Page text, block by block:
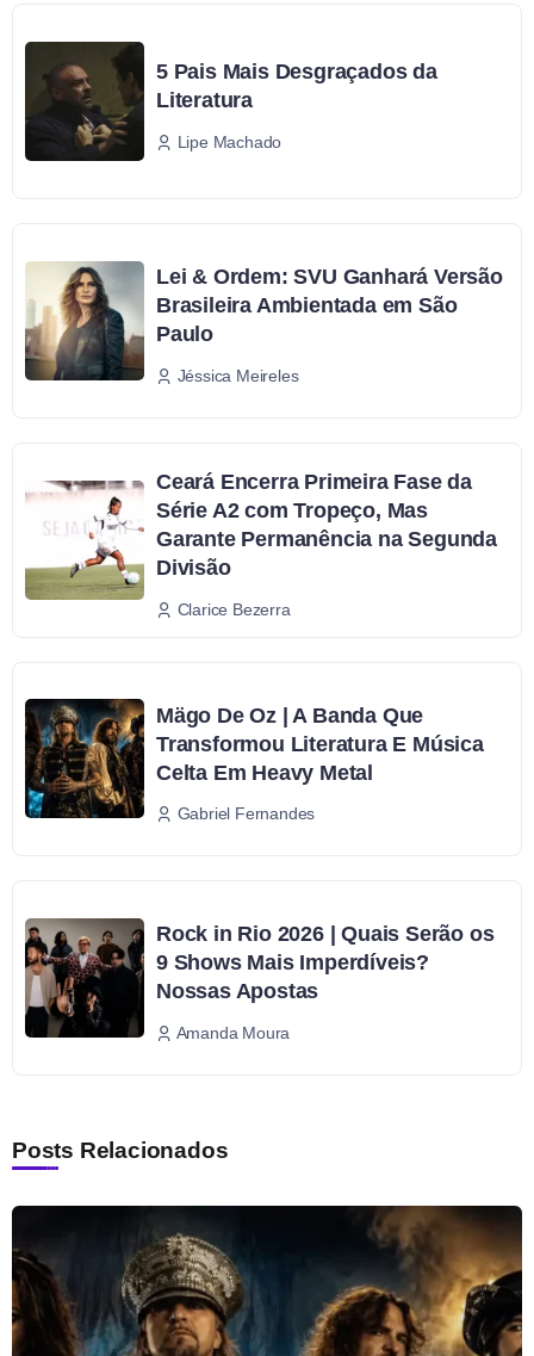
5 Pais Mais Desgraçados da
Literatura
Lipe Machado
Lei & Ordem: SVU Ganhará Versão
Brasileira Ambientada em São
Paulo
Jéssica Meireles
Ceará Encerra Primeira Fase da
Série A2 com Tropeço, Mas
Garante Permanência na Segunda
Divisão
Clarice Bezerra
Mägo De Oz | A Banda Que
Transformou Literatura E Música
Celta Em Heavy Metal
Gabriel Fernandes
Rock in Rio 2026 | Quais Serão os
9 Shows Mais Imperdíveis?
Nossas Apostas
Amanda Moura
Posts Relacionados